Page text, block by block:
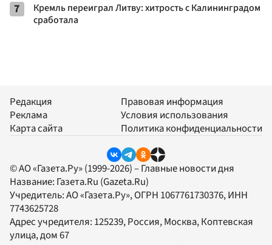
7
Кремль переиграл Литву: хитрость с Калининградом
сработала
Редакция
Реклама
Карта сайта
Правовая информация
Условия использования
Политика конфиденциальности
© АО «Газета.Ру» (1999-2026) – Главные новости дня
Название: Газета.Ru (Gazeta.Ru)
Учредитель:АО «Газета.Ру», ОГРН 1067761730376, ИНН
7743625728
Адрес учредителя: 125239, Россия, Москва, Коптевская
улица, дом 67